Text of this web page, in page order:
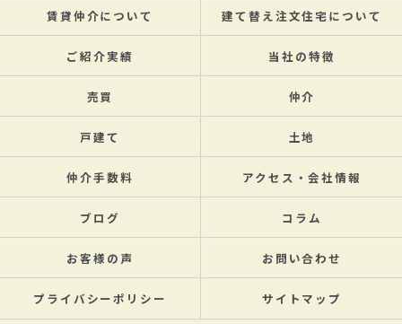
賃貸仲介について 建て替え注文住宅について
ご紹介実績 当社の特徴
売買 仲介
戸建て 土地
仲介手数料 アクセス・会社情報
ブログ コラム
お客様の声 お問い合わせ
プライバシーポリシー サイトマップ